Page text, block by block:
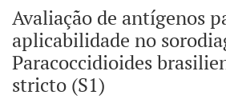
Avaliação de antígenos
aplicabilidade no
Paracoccidioides
stricto (S1)